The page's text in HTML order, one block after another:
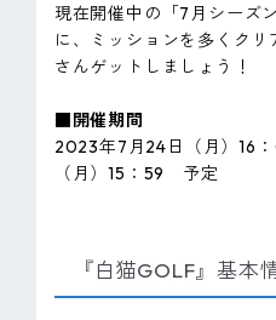
現在開催中の「7月シーズ
に、ミッションを多くクリ
さんゲットしましょう！
■開催期間
2023年7月24日（月）16
（月）15：59 予定
『白猫GOLF』基本